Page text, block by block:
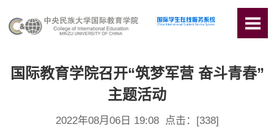
国际教育学院召开“筑梦军营 奋斗青春”
主题活动
2022年08月06日 19:08 点击：[338]